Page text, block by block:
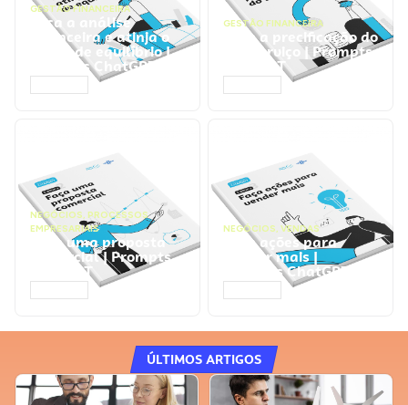
GESTÃO FINANCEIRA
Faça a análise
financeira e atinja o
ponto de equilíbrio |
Prompts ChatGPT
GESTÃO FINANCEIRA
Faça a precificação do
seu serviço | Prompts
ChatGPT
NEGÓCIOS, PROCESSOS
EMPRESARIAIS
Faça uma proposta
comercial | Prompts
ChatGPT
NEGÓCIOS, VENDAS
Faça ações para
vender mais |
Prompts ChatGPT
ÚLTIMOS ARTIGOS